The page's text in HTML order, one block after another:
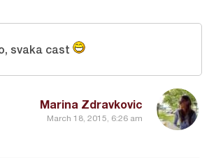
Marina Zdravkovic
March 18, 2015, 6:26 am
svaka cast